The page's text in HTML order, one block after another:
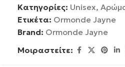
Κατηγορίες: Unisex,
Ετικέτα: Ormonde Jayne
Brand: Ormonde Jayne
Μοιραστείτε: